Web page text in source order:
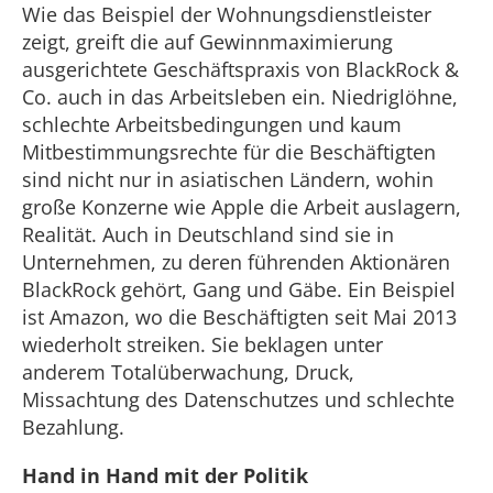
Wie das Beispiel der Wohnungsdienstleister
zeigt, greift die auf Gewinnmaximierung
ausgerichtete Geschäftspraxis von BlackRock &
Co. auch in das Arbeitsleben ein. Niedriglöhne,
schlechte Arbeitsbedingungen und kaum
Mitbestimmungsrechte für die Beschäftigten
sind nicht nur in asiatischen Ländern, wohin
große Konzerne wie Apple die Arbeit auslagern,
Realität. Auch in Deutschland sind sie in
Unternehmen, zu deren führenden Aktionären
BlackRock gehört, Gang und Gäbe. Ein Beispiel
ist Amazon, wo die Beschäftigten seit Mai 2013
wiederholt streiken. Sie beklagen unter
anderem Totalüberwachung, Druck,
Missachtung des Datenschutzes und schlechte
Bezahlung.
Hand in Hand mit der Politik